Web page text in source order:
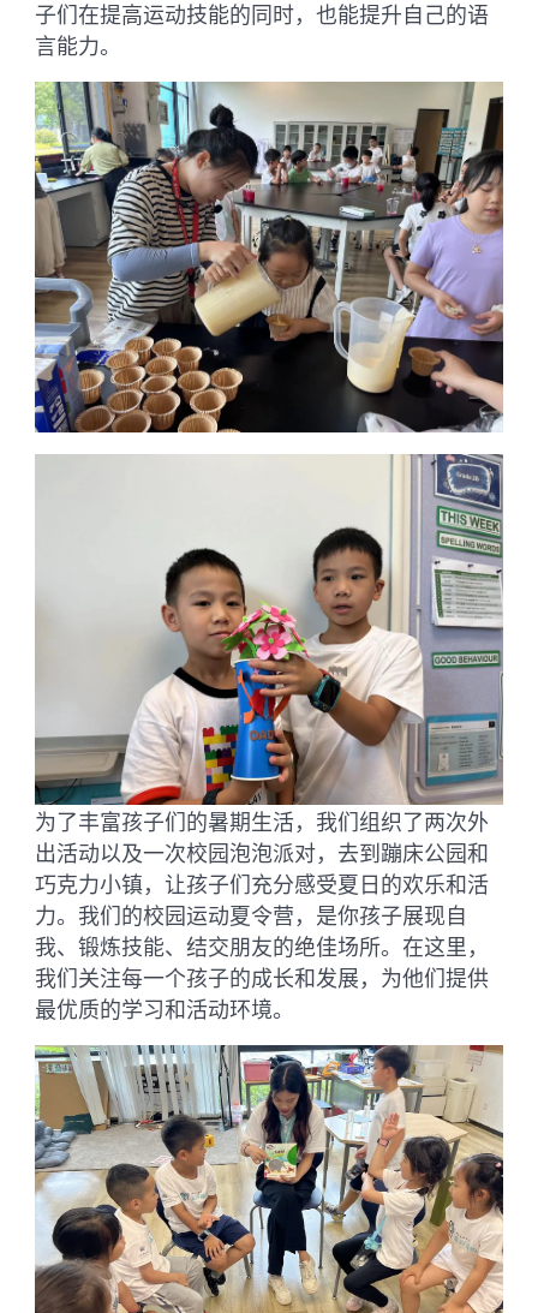
子们在提高运动技能的同时，也能提升自己的语
言能力。
为了丰富孩子们的暑期生活，我们组织了两次外
出活动以及一次校园泡泡派对，去到蹦床公园和
巧克力小镇，让孩子们充分感受夏日的欢乐和活
力。我们的校园运动夏令营，是你孩子展现自
我、锻炼技能、结交朋友的绝佳场所。在这里，
我们关注每一个孩子的成长和发展，为他们提供
最优质的学习和活动环境。